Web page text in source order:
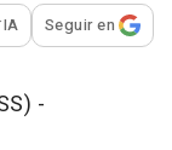
para
IA Seguir en
-